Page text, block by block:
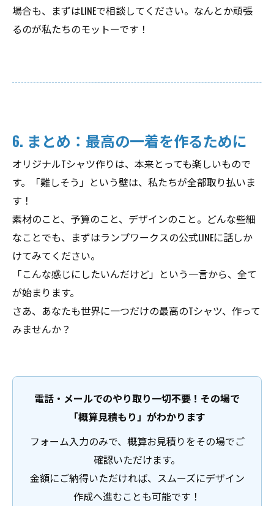
場合も、まずはLINEで相談してください。なんとか頑張
るのが私たちのモットーです！
6. まとめ：最高の一着を作るために
オリジナルTシャツ作りは、本来とっても楽しいもので
す。「難しそう」という壁は、私たちが全部取り払いま
す！
素材のこと、予算のこと、デザインのこと。どんな些細
なことでも、まずはランプワークスの公式LINEに話しか
けてみてください。
「こんな感じにしたいんだけど」という一言から、全て
が始まります。
さあ、あなたも世界に一つだけの最高のTシャツ、作って
みませんか？
電話・メールでのやり取り一切不要！その場で
「概算見積もり」がわかります
フォーム入力のみで、概算お見積りをその場でご
確認いただけます。
金額にご納得いただければ、スムーズにデザイン
作成へ進むことも可能です！